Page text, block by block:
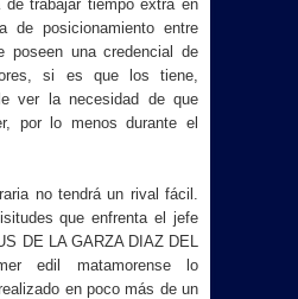
de trabajar tiempo extra en
de posicionamiento entre
poseen una credencial de
si es que los tiene,
ver la necesidad de que
por lo menos durante el
no tendrá un rival fácil.
que enfrenta el jefe
DE LA GARZA DIAZ DEL
edil matamorense lo
en poco más de un